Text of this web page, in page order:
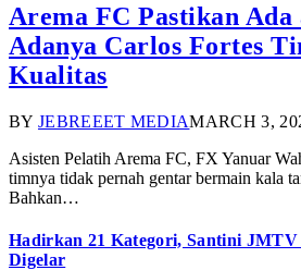
Arema FC Pastikan Ada
Adanya Carlos Fortes
Kualitas
BY JEBREEET MEDIAMARCH 3,
Asisten Pelatih Arema FC, FX Yanuar
timnya tidak pernah gentar bermain kala
Bahkan…
Hadirkan 21 Kategori, Santini JMTV
Digelar